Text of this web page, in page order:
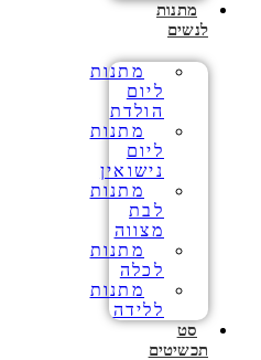
מתנות
לנשים
מתנות
ליום
הולדת
מתנות
ליום
נישואין
מתנות
לבת
מצווה
מתנות
לכלה
מתנות
ללידה
סט
תכשיטים